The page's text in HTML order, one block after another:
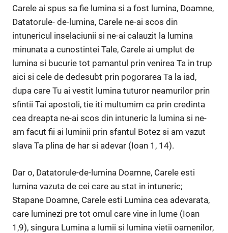
Carele ai spus sa fie lumina si a fost lumina, Doamne,
Datatorule- de-lumina, Carele ne-ai scos din
intunericul inselaciunii si ne-ai calauzit la lumina
minunata a cunostintei Tale, Carele ai umplut de
lumina si bucurie tot pamantul prin venirea Ta in trup
aici si cele de dedesubt prin pogorarea Ta la iad,
dupa care Tu ai vestit lumina tuturor neamurilor prin
sfintii Tai apostoli, tie iti multumim ca prin credinta
cea dreapta ne-ai scos din intuneric la lumina si ne-
am facut fii ai luminii prin sfantul Botez si am vazut
slava Ta plina de har si adevar (Ioan 1, 14).
Dar o, Datatorule-de-lumina Doamne, Carele esti
lumina vazuta de cei care au stat in intuneric;
Stapane Doamne, Carele esti Lumina cea adevarata,
care luminezi pre tot omul care vine in lume (Ioan
1,9), singura Lumina a lumii si lumina vietii oamenilor,